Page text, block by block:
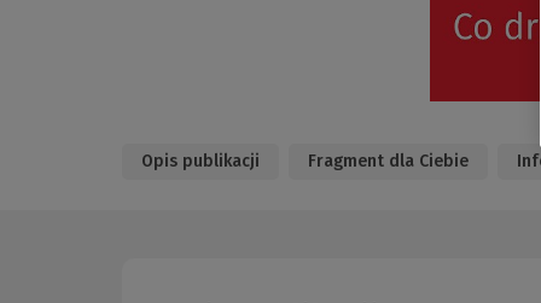
Opis publikacji Fragment dla Ciebie